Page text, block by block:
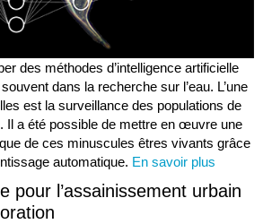
des méthodes d’intelligence artificielle
dans la recherche sur l’eau. L’une
est la surveillance des populations de
Il a été possible de mettre en œuvre une
de ces minuscules êtres vivants grâce
automatique. En savoir plus
pour l’assainissement urbain